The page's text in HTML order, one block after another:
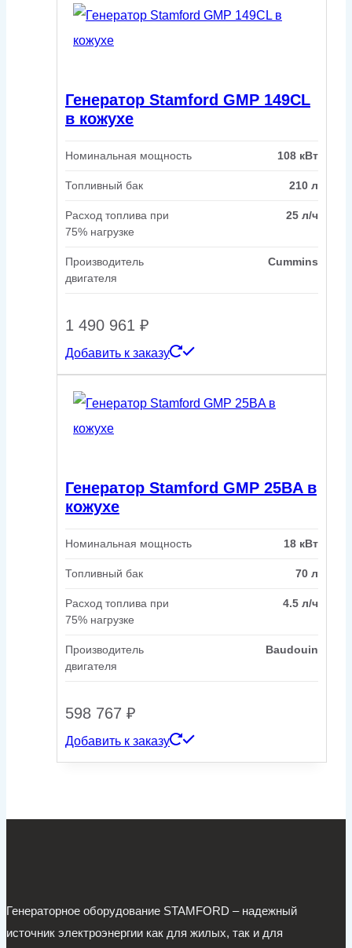
Генератор Stamford GMP 149CL
в кожухе
Номинальная мощность 108 кВт
Топливный бак 210 л
Расход топлива при
75% нагрузке
25 л/ч
Производитель
двигателя
Cummins
1 490 961 ₽
Добавить к заказу
Генератор Stamford GMP 25BA в
кожухе
Номинальная мощность 18 кВт
Топливный бак 70 л
Расход топлива при
75% нагрузке
4.5 л/ч
Производитель
двигателя
Baudouin
598 767 ₽
Добавить к заказу
Генераторное оборудование STAMFORD – надежный
источник электроэнергии как для жилых, так и для